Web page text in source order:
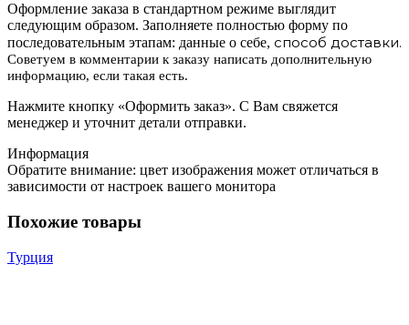
Оформление заказа в стандартном режиме выглядит
следующим образом. Заполняете полностью форму по
последовательным этапам: данные о себе, способ доставки.
Советуем в комментарии к заказу написать дополнительную
информацию, если такая есть.
Нажмите кнопку «Оформить заказ». С Вам свяжется
менеджер и уточнит детали отправки.
Информация
Обратите внимание: цвет изображения может отличаться в
зависимости от настроек вашего монитора
Похожие товары
Турция